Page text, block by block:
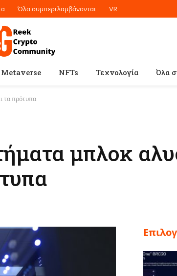
Όλα συμπεριλαμβάνονται VR
Metaverse NFTs Τεχνολογία Όλα
τα πρότυπα
μπλοκ